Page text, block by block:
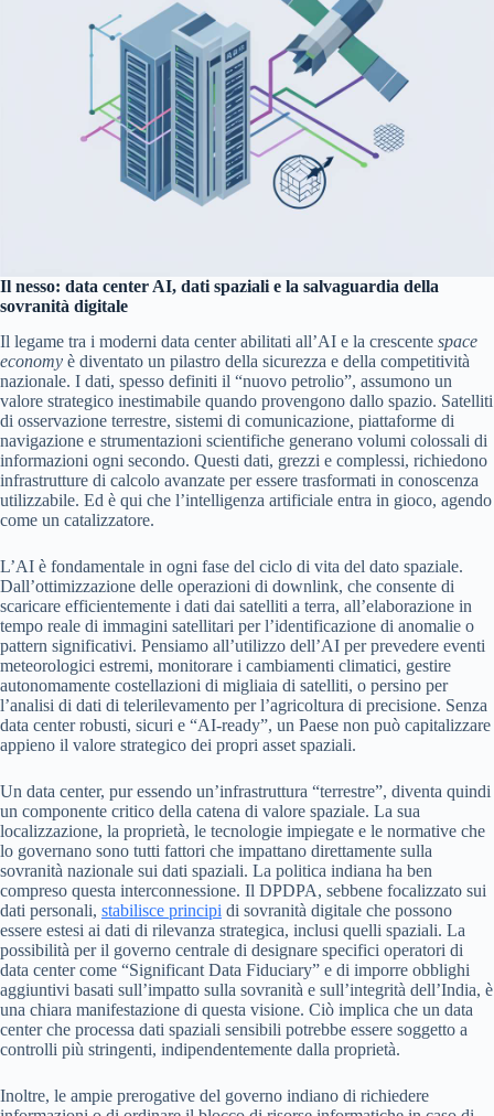
Il nesso: data center AI, dati spaziali e la salvaguardia della
sovranità digitale
Il legame tra i moderni data center abilitati all’AI e la crescente space
economy è diventato un pilastro della sicurezza e della competitività
nazionale. I dati, spesso definiti il “nuovo petrolio”, assumono un
valore strategico inestimabile quando provengono dallo spazio. Satelliti
di osservazione terrestre, sistemi di comunicazione, piattaforme di
navigazione e strumentazioni scientifiche generano volumi colossali di
informazioni ogni secondo. Questi dati, grezzi e complessi, richiedono
infrastrutture di calcolo avanzate per essere trasformati in conoscenza
utilizzabile. Ed è qui che l’intelligenza artificiale entra in gioco, agendo
come un catalizzatore.
L’AI è fondamentale in ogni fase del ciclo di vita del dato spaziale.
Dall’ottimizzazione delle operazioni di downlink, che consente di
scaricare efficientemente i dati dai satelliti a terra, all’elaborazione in
tempo reale di immagini satellitari per l’identificazione di anomalie o
pattern significativi. Pensiamo all’utilizzo dell’AI per prevedere eventi
meteorologici estremi, monitorare i cambiamenti climatici, gestire
autonomamente costellazioni di migliaia di satelliti, o persino per
l’analisi di dati di telerilevamento per l’agricoltura di precisione. Senza
data center robusti, sicuri e “AI-ready”, un Paese non può capitalizzare
appieno il valore strategico dei propri asset spaziali.
Un data center, pur essendo un’infrastruttura “terrestre”, diventa quindi
un componente critico della catena di valore spaziale. La sua
localizzazione, la proprietà, le tecnologie impiegate e le normative che
lo governano sono tutti fattori che impattano direttamente sulla
sovranità nazionale sui dati spaziali. La politica indiana ha ben
compreso questa interconnessione. Il DPDPA, sebbene focalizzato sui
dati personali, stabilisce principi di sovranità digitale che possono
essere estesi ai dati di rilevanza strategica, inclusi quelli spaziali. La
possibilità per il governo centrale di designare specifici operatori di
data center come “Significant Data Fiduciary” e di imporre obblighi
aggiuntivi basati sull’impatto sulla sovranità e sull’integrità dell’India, è
una chiara manifestazione di questa visione. Ciò implica che un data
center che processa dati spaziali sensibili potrebbe essere soggetto a
controlli più stringenti, indipendentemente dalla proprietà.
Inoltre, le ampie prerogative del governo indiano di richiedere